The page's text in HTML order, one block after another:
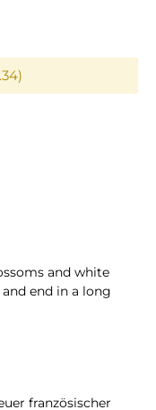
and white
end in a long
französischer